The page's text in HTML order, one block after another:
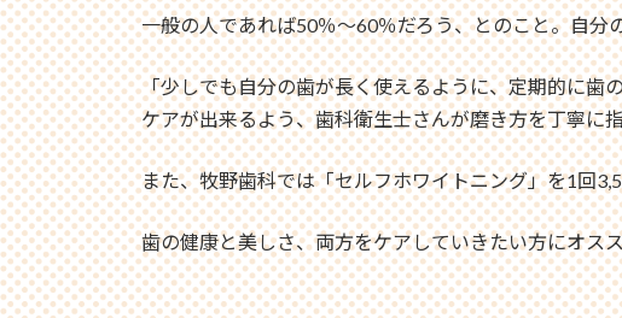
一般の人であれば50％〜60％だろう、とのこと。自
「少しでも自分の歯が長く使えるように、定期的に歯
ケアが出来るよう、歯科衛生士さんが磨き方を丁寧に
また、牧野歯科では「セルフホワイトニング」を1回
歯の健康と美しさ、両方をケアしていきたい方にオス